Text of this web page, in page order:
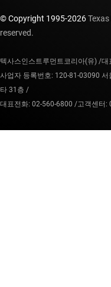
© Copyright 1995-2026
reserved.
텍사스인스트루먼트코리아(유) /대
사업자 등록번호: 120-81-03090
타 31층 /
대표전화: 02-560-6800 /고객센터: